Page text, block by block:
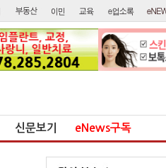
신문보기 eNews구독